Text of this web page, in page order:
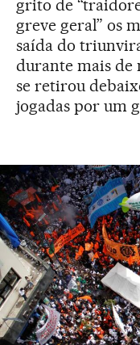
grito de
greve geral” os
saída do
durante mais de
se retirou
jogadas por um